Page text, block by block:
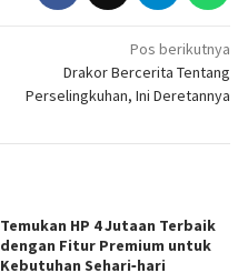
Pos berikutnya
Drakor Bercerita Tentang
Perselingkuhan, Ini Deretannya
Temukan HP 4 Jutaan Terbaik
dengan Fitur Premium untuk
Kebutuhan Sehari‑hari